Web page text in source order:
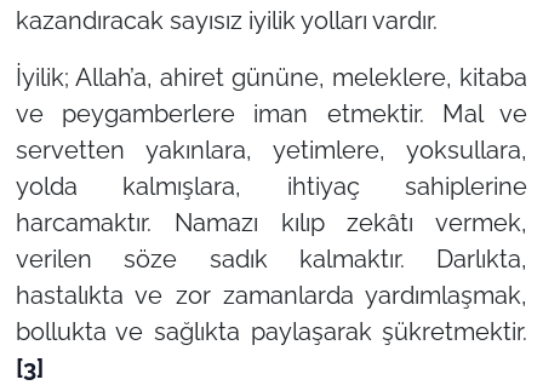
kazandıracak sayısız iyilik yolları vardır.
İyilik; Allah’a, ahiret gününe, meleklere, kitaba
ve peygamberlere iman etmektir. Mal ve
servetten yakınlara, yetimlere, yoksullara,
yolda kalmışlara, ihtiyaç sahiplerine
harcamaktır. Namazı kılıp zekâtı vermek,
verilen söze sadık kalmaktır. Darlıkta,
hastalıkta ve zor zamanlarda yardımlaşmak,
bollukta ve sağlıkta paylaşarak şükretmektir.
[3]